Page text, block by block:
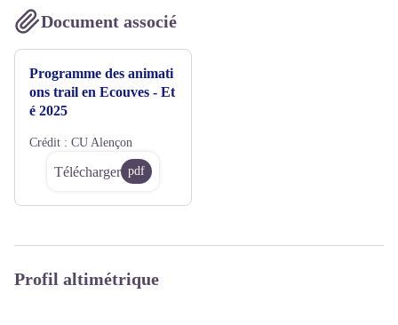
Document associé
Programme des animati
ons trail en Ecouves - Et
é 2025
Crédit : CU Alençon
Télécharger pdf
Profil altimétrique